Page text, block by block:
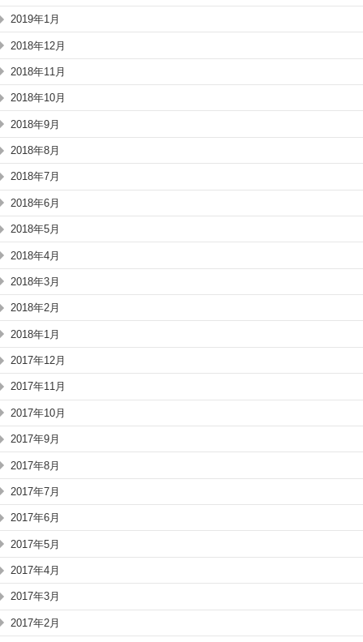
2019年1月
2018年12月
2018年11月
2018年10月
2018年9月
2018年8月
2018年7月
2018年6月
2018年5月
2018年4月
2018年3月
2018年2月
2018年1月
2017年12月
2017年11月
2017年10月
2017年9月
2017年8月
2017年7月
2017年6月
2017年5月
2017年4月
2017年3月
2017年2月